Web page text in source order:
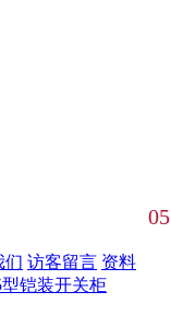
们 访客留言 资料
铠装开关柜